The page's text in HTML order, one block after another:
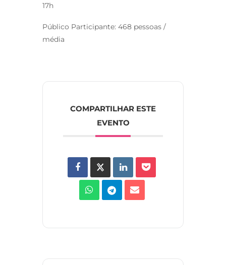
17h
Público Participante: 468 pessoas /
média
COMPARTILHAR ESTE
EVENTO